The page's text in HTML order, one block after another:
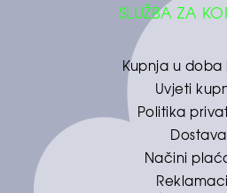
SLUŽBA ZA
Kupnja u
Uvjeti
Politika
Dostava
Načini